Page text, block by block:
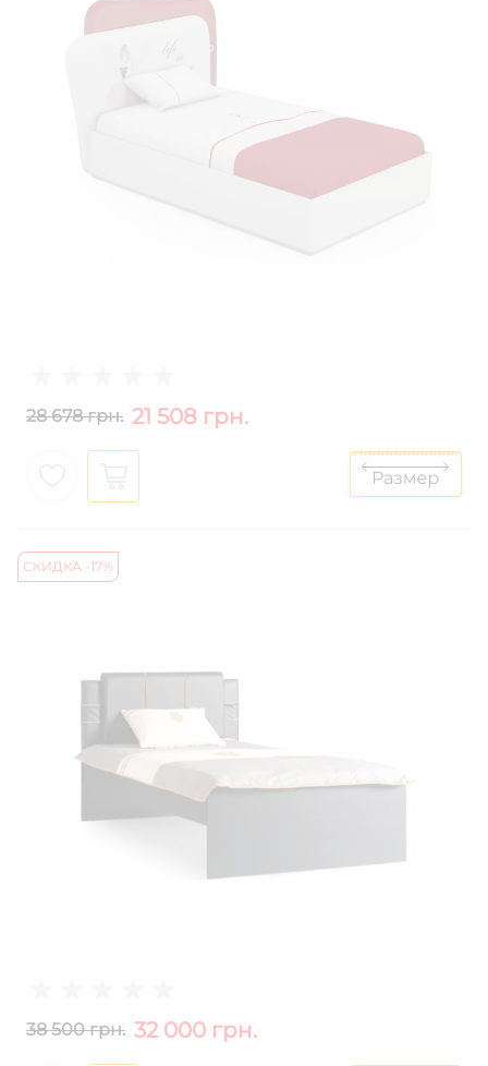
28 678 грн. 21 508 грн.
СКИДКА -17%
38 500 грн. 32 000 грн.